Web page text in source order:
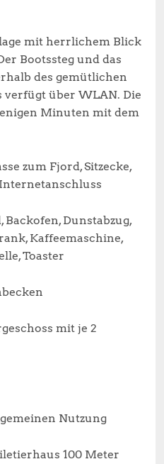
mit herrlichem Blick
Bootssteg und das
des gemütlichen
verfügt über WLAN. Die
Minuten mit dem
zum Fjord, Sitzecke,
Internetanschluss
Dunstabzug,
Kaffeemaschine,
Toaster
mit je 2
Nutzung
100 Meter